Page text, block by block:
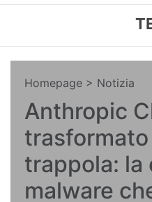
Homepage > Notizia
Anthropic
trasformato
trappola: la
malware